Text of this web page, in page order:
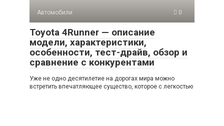
Автомобили 0
Toyota 4Runner — описание
модели, характеристики,
особенности, тест-драйв, обзор и
сравнение с конкурентами
Уже не одно десятилетие на дорогах мира можно
встретить впечатляющее существо, которое с легкостью